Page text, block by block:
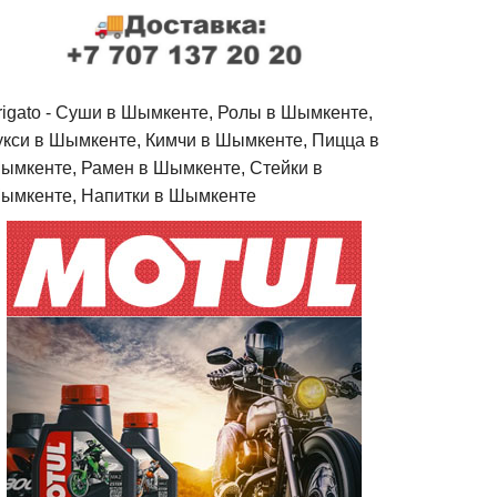
- Cуши в Шымкенте, Ролы в Шымкенте,
в Шымкенте, Кимчи в Шымкенте, Пицца в
Рамен в Шымкенте, Стейки в
Напитки в Шымкенте